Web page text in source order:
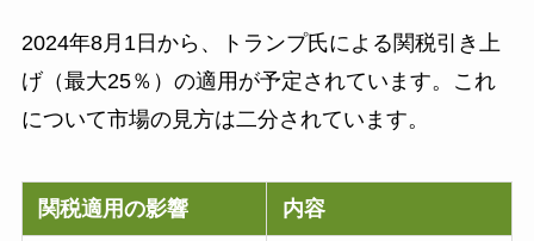
2024年8月1日から、トランプ氏による関税引き上
げ（最大25％）の適用が予定されています。これ
について市場の見方は二分されています。
関税適用の影響 内容